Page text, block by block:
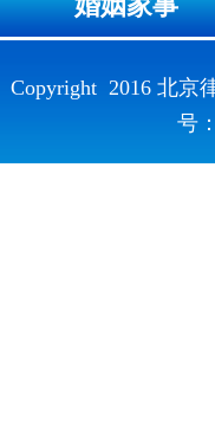
Copyright 2016 北
号